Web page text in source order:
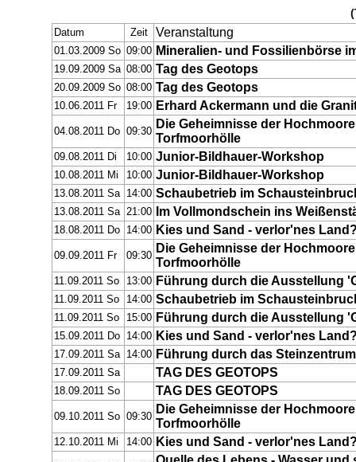
Datum Zeit Veranstaltung
01.03.2009 So 09:00 Mineralien- und Fossilienbörse
19.09.2009 Sa 08:00 Tag des Geotops
20.09.2009 So 08:00 Tag des Geotops
10.06.2011 Fr 19:00 Erhard Ackermann und die
04.08.2011 Do 09:30
Die Geheimnisse der
Torfmoorhölle
09.08.2011 Di 10:00 Junior-Bildhauer-Workshop
10.08.2011 Mi 10:00 Junior-Bildhauer-Workshop
13.08.2011 Sa 14:00 Schaubetrieb im
13.08.2011 Sa 21:00 Im Vollmondschein ins
18.08.2011 Do 14:00 Kies und Sand - verlor'nes
09.09.2011 Fr 09:30
Die Geheimnisse der
Torfmoorhölle
11.09.2011 So 13:00 Führung durch die Ausstellung
11.09.2011 So 14:00 Schaubetrieb im
11.09.2011 So 15:00 Führung durch die Ausstellung
15.09.2011 Do 14:00 Kies und Sand - verlor'nes
17.09.2011 Sa 14:00 Führung durch das
17.09.2011 Sa TAG DES GEOTOPS
18.09.2011 So TAG DES GEOTOPS
09.10.2011 So 09:30
Die Geheimnisse der
Torfmoorhölle
12.10.2011 Mi 14:00 Kies und Sand - verlor'nes